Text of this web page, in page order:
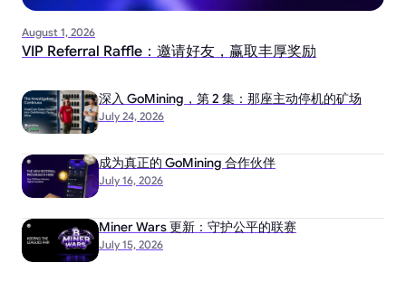
August 1, 2026
VIP Referral Raffle：邀请好友，赢取丰厚奖励
July 24, 2026
深入 GoMining，第 2 集：那座主动停机的矿场
July 16, 2026
成为真正的 GoMining 合作伙伴
July 15, 2026
Miner Wars 更新：守护公平的联赛